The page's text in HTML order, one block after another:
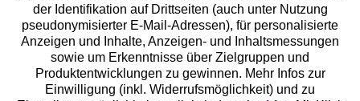
Unsere Apps
der Identifikation auf Drittseiten (auch unter Nutzung
pseudonymisierter E-Mail-Adressen), für personalisierte
Anzeigen und Inhalte, Anzeigen- und Inhaltsmessungen
sowie um Erkenntnisse über Zielgruppen und
Produktentwicklungen zu gewinnen. Mehr Infos zur
Einwilligung (inkl. Widerrufsmöglichkeit) und zu